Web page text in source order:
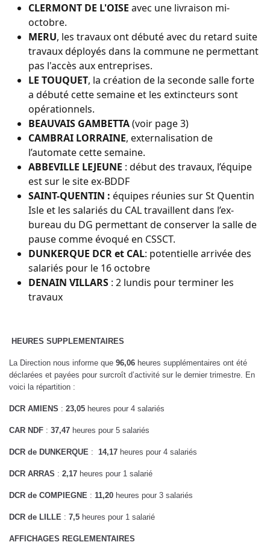
CLERMONT DE L'OISE avec une livraison mi-
octobre.
MERU, les travaux ont débuté avec du retard suite
travaux déployés dans la commune ne permettant
pas l'accès aux entreprises.
LE TOUQUET, la création de la seconde salle forte
a débuté cette semaine et les extincteurs sont
opérationnels.
BEAUVAIS GAMBETTA(voir page 3)
CAMBRAI LORRAINE, externalisation de
l’automate cette semaine.
ABBEVILLE LEJEUNE : début des travaux, l’équipe
est sur le site ex-BDDF
SAINT-QUENTIN : équipes réunies sur St Quentin
Isle et les salariés du CAL travaillent dans l’ex-
bureau du DG permettant de conserver la salle de
pause comme évoqué en CSSCT.
DUNKERQUE DCR et CAL: potentielle arrivée des
salariés pour le 16 octobre
DENAIN VILLARS : 2 lundis pour terminer les
travaux
HEURES SUPPLEMENTAIRES
La Direction nous informe que 96,06 heures supplémentaires ont été
déclarées et payées pour surcroît d’activité sur le dernier trimestre. En
voici la répartition :
DCR AMIENS : 23,05 heures pour 4 salariés
CAR NDF : 37,47 heures pour 5 salariés
DCR de DUNKERQUE : 14,17 heures pour 4 salariés
DCR ARRAS : 2,17 heures pour 1 salarié
DCR de COMPIEGNE : 11,20 heures pour 3 salariés
DCR de LILLE : 7,5 heures pour 1 salarié
AFFICHAGES REGLEMENTAIRES